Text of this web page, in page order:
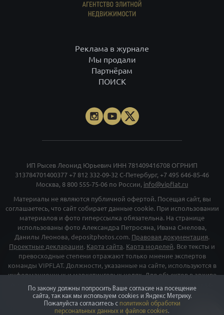
Реклама в журнале
Мы продали
Партнёрам
ПОИСК
ИП Рысев Леонид Юрьевич ИНН 781409416708 ОГРНИП
313784701400377 +7 812 332-09-32 С-Петербург, +7 495 646-85-46
Москва, 8 800 555-75-06 по России, info@vipflat.ru
Материалы не являются публичной офертой. Посещая сайт, вы
соглашаетесь, что сайт собирает данные cookie. При использовании
материалов и фото гиперссылка обязательна. На странице
использованы фото Александра Петросяна, Ивана Смелова,
Данилы Леонова, depositphotos.com. Правовая документация.
Проектные декларации. Карта сайта. Карта моделей. Все тексты и
превосходные степени отражают только мнение экспертов
команды VIPFLAT. Должности, указанные на сайте, используются в
информационных и маркетинговых целях. Для объектов в архиве
указаны последние цены, которые были в рекламе. Организация
«Мета», и принадлежащие ей компании «Facebook» и «Instagram»,
признаны экстремискими и их деятельность запрещена на
территории РФ
По закону должны попросить Ваше согласие на посещение
сайта, так как мы используем cookies и Яндекс Метрику.
Пожалуйста согласитесь с политикой обработки
персональных данных и файлов cookies.